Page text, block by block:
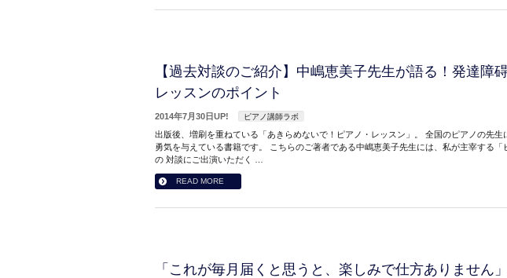
【過去対談のご紹介】中嶋恵美子先生が語る！発達障
レッスンのポイント
2014年7月30日UP! ピアノ講師ラボ
出版後、増刷を重ねている「あきらめないで！ピアノ・レッスン」。 全国のピアノの先生
勇気を与えている書籍です。 こちらのご著者である中嶋恵美子先生には、私が主宰する「
の 対談にご出演いただく …
READ MORE
「これが毎月届くと思うと、楽しみで仕方ありません